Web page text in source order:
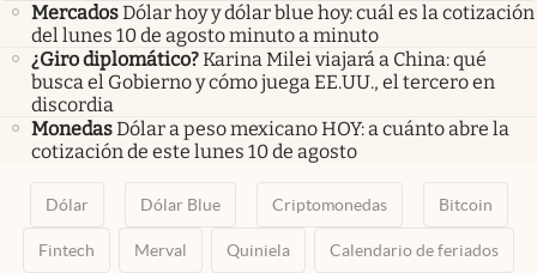
MercadosDólar hoy y dólar blue hoy: cuál es la cotización
del lunes 10 de agosto minuto a minuto
¿Giro diplomático?Karina Milei viajará a China: qué
busca el Gobierno y cómo juega EE.UU., el tercero en
discordia
MonedasDólar a peso mexicano HOY: a cuánto abre la
cotización de este lunes 10 de agosto
Dólar Dólar Blue Criptomonedas Bitcoin
Fintech Merval Quiniela Calendario de feriados